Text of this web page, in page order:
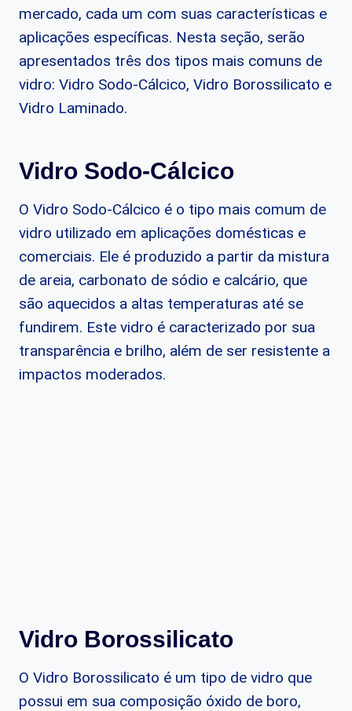
mercado, cada um com suas características e
aplicações específicas. Nesta seção, serão
apresentados três dos tipos mais comuns de
vidro: Vidro Sodo-Cálcico, Vidro Borossilicato e
Vidro Laminado.
Vidro Sodo-Cálcico
O Vidro Sodo-Cálcico é o tipo mais comum de
vidro utilizado em aplicações domésticas e
comerciais. Ele é produzido a partir da mistura
de areia, carbonato de sódio e calcário, que
são aquecidos a altas temperaturas até se
fundirem. Este vidro é caracterizado por sua
transparência e brilho, além de ser resistente a
impactos moderados.
Vidro Borossilicato
O Vidro Borossilicato é um tipo de vidro que
possui em sua composição óxido de boro,